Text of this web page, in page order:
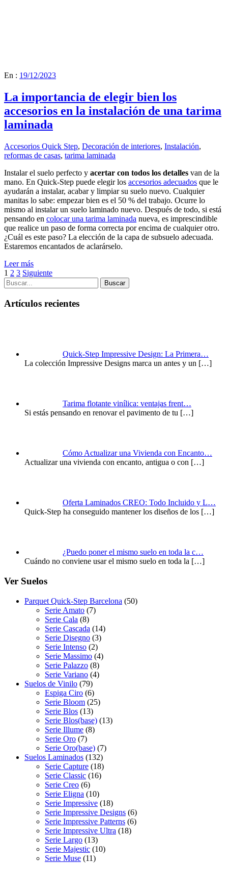
En : 19/12/2023
La importancia de elegir bien los
accesorios en la instalación de una tarima
laminada
Accesorios Quick Step, Decoración de interiores, Instalación,
reformas de casas, tarima laminada
Instalar el suelo perfecto y acertar con todos los detalles van de la
mano. En Quick-Step puede elegir los accesorios adecuados que le
ayudarán a instalar, acabar y limpiar su suelo nuevo. Cualquier
manitas lo sabe: empezar bien es el 50 % del trabajo. Ocurre lo
mismo al instalar un suelo laminado nuevo. Después de todo, si está
pensando en colocar una tarima laminada nueva, es imprescindible
que realice un paso de forma correcta por encima de cualquier otro.
¿Cuál es este paso? La elección de la capa de subsuelo adecuada.
Estaremos encantados de aclarárselo.
Leer más
1 2 3 Siguiente
Buscar
Artículos recientes
Quick-Step Impressive Design: La Primera…
La colección Impressive Designs marca un antes y un […]
Tarima flotante vinílica: ventajas frent…
Si estás pensando en renovar el pavimento de tu […]
Cómo Actualizar una Vivienda con Encanto…
Actualizar una vivienda con encanto, antigua o con […]
Oferta Laminados CREO: Todo Incluido y L…
Quick-Step ha conseguido mantener los diseños de los […]
¿Puedo poner el mismo suelo en toda la c…
Cuándo no conviene usar el mismo suelo en toda la […]
Ver Suelos
Parquet Quick-Step Barcelona (50)
Serie Amato (7)
Serie Cala (8)
Serie Cascada (14)
Serie Disegno (3)
Serie Intenso (2)
Serie Massimo (4)
Serie Palazzo (8)
Serie Variano (4)
Suelos de Vinilo (79)
Espiga Ciro (6)
Serie Bloom (25)
Serie Blos (13)
Serie Blos(base) (13)
Serie Illume (8)
Serie Oro (7)
Serie Oro(base) (7)
Suelos Laminados (132)
Serie Capture (18)
Serie Classic (16)
Serie Creo (6)
Serie Eligna (10)
Serie Impressive (18)
Serie Impressive Designs (6)
Serie Impressive Patterns (6)
Serie Impressive Ultra (18)
Serie Largo (13)
Serie Majestic (10)
Serie Muse (11)